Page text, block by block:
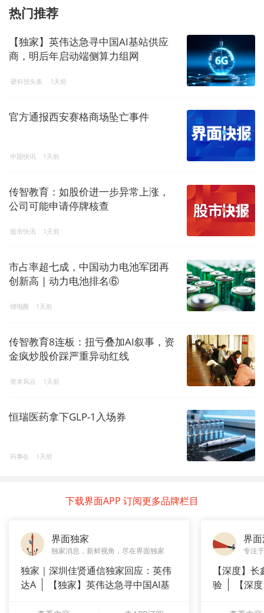
热门推荐
【独家】英伟达急寻中国AI基站供应
商，明后年启动端侧算力组网
硬科技头条 1天前
官方通报西安赛格商场坠亡事件
中国快讯 1天前
传智教育：如股价进一步异常上涨，
公司可能申请停牌核查
股市快讯 1天前
市占率超七成，中国动力电池军团再
创新高 | 动力电池排名⑥
锂电圈 1天前
传智教育8连板：扭亏叠加AI叙事，资
金疯炒股价踩严重异动红线
资本风云 1天前
恒瑞医药拿下GLP-1入场券
药事会 1天前
下载界面APP 订阅更多品牌栏目
界面独家
独家消息，新鲜视角，尽在界面独家
独家｜深圳佳贤通信独家回应：英伟
达A
【独家】英伟达急寻中国AI基
界
专注
【深度】
验
【深